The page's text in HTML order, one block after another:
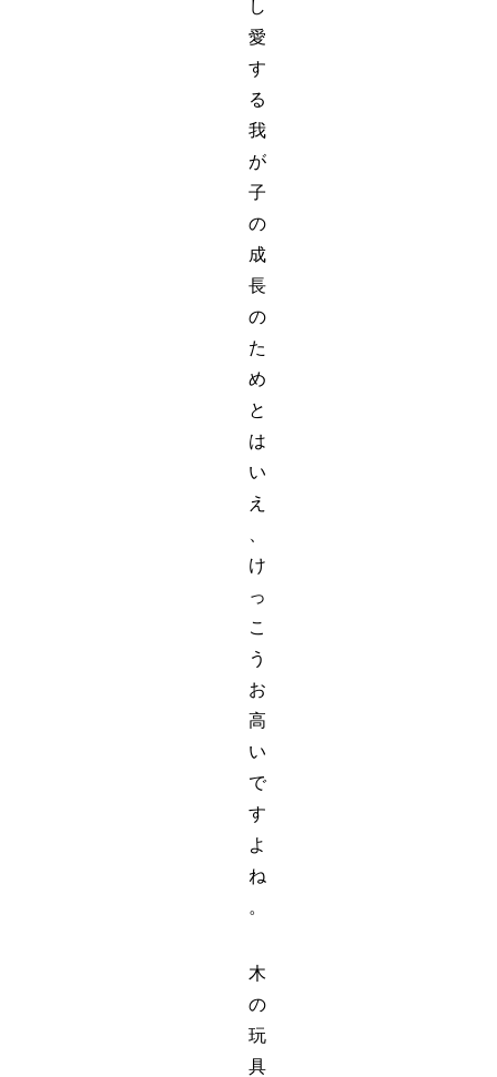
し
愛
す
る
我
が
子
の
成
長
の
た
め
と
は
い
え
け
っ
こ
う
お
高
い
で
す
よ
ね
。
木
の
玩
具